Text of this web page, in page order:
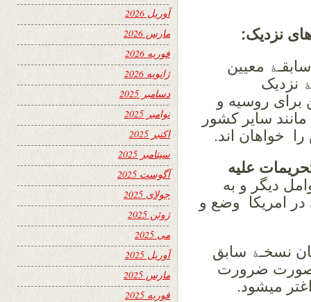
نزدیک:
سابقـﮥ معیین
نزدیک
برای روسیه و
سایر کشور
خواهان اند.
علیه
دیگر و به
امریکا وضع و
نسخـﮥ سابق
ضرورت
میشود.
آوریل 2026
مارس 2026
فوریه 2026
ژانویه 2026
دسامبر 2025
نوامبر 2025
اکتبر 2025
سپتامبر 2025
آگوست 2025
جولای 2025
ژوئن 2025
می 2025
آوریل 2025
مارس 2025
فوریه 2025